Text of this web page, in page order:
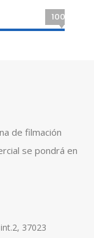
100%
de filmación
se pondrá en
37023